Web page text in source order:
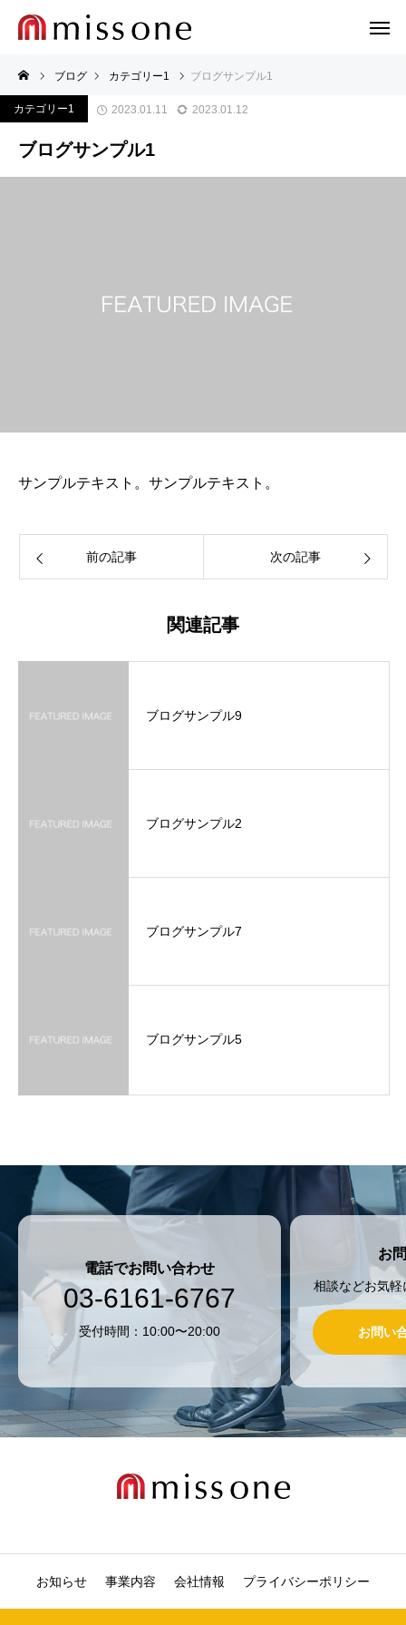
ブログ カテゴリー1 ブログサンプル1
カテゴリー1 2023.01.11 2023.01.12
ブログサンプル1
サンプルテキスト。サンプルテキスト。
前の記事 次の記事
関連記事
ブログサンプル9
ブログサンプル2
ブログサンプル7
ブログサンプル5
電話でお問い合わせ
03-6161-6767
受付時間：10:00〜20:00
お
相談などお気
お問い
お知らせ 事業内容 会社情報 プライバシーポリシー